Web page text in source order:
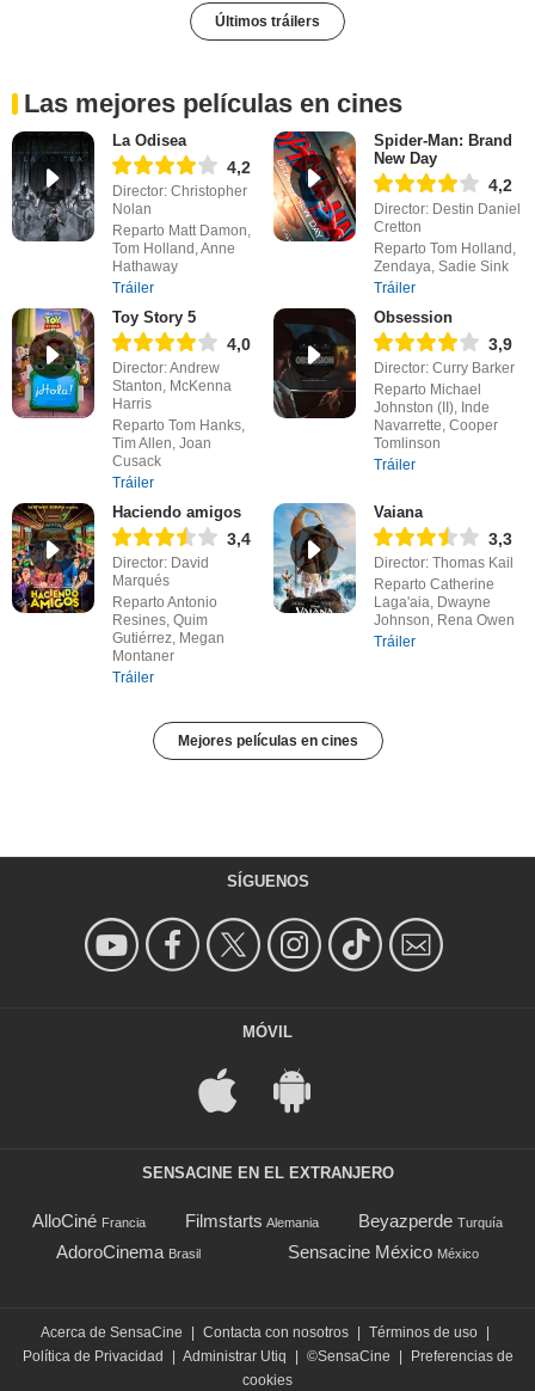
Últimos tráilers
Las mejores películas en cines
La Odisea
4,2
Director: Christopher
Nolan
Reparto Matt Damon,
Tom Holland, Anne
Hathaway
Tráiler
Spider-Man: Brand
New Day
4,2
Director: Destin Daniel
Cretton
Reparto Tom Holland,
Zendaya, Sadie Sink
Tráiler
Toy Story 5
4,0
Director: Andrew
Stanton, McKenna
Harris
Reparto Tom Hanks,
Tim Allen, Joan
Cusack
Tráiler
Obsession
3,9
Director: Curry Barker
Reparto Michael
Johnston (II), Inde
Navarrette, Cooper
Tomlinson
Tráiler
Haciendo amigos
3,4
Director: David
Marqués
Reparto Antonio
Resines, Quim
Gutiérrez, Megan
Montaner
Tráiler
Vaiana
3,3
Director: Thomas Kail
Reparto Catherine
Laga'aia, Dwayne
Johnson, Rena Owen
Tráiler
Mejores películas en cines
SÍGUENOS
MÓVIL
SENSACINE EN EL EXTRANJERO
AlloCiné Francia Filmstarts Alemania Beyazperde Turquía
AdoroCinema Brasil Sensacine México México
Acerca de SensaCine Contacta con nosotros Términos de uso
Política de Privacidad
Administrar Utiq ©SensaCine
Preferencias de
cookies